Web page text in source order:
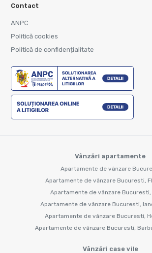
Contact
ANPC
Politică cookies
Politică de confidențialitate
Vânzări apartamente
Apartamente de vânzare
Apartamente de vânzare Bucuresti,
Apartamente de vânzare Bucuresti,
Apartamente de vânzare Bucuresti,
Apartamente de vânzare Bucuresti,
Apartamente de vânzare Bucuresti,
Vânzări case vile